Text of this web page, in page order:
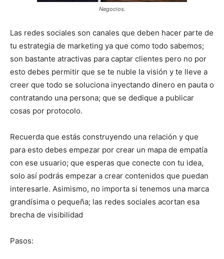
Negocios.
Las redes sociales son canales que deben hacer parte de
tu estrategia de marketing ya que como todo sabemos;
son bastante atractivas para captar clientes pero no por
esto debes permitir que se te nuble la visión y te lleve a
creer que todo se soluciona inyectando dinero en pauta o
contratando una persona; que se dedique a publicar
cosas por protocolo.
Recuerda que estás construyendo una relación y que
para esto debes empezar por crear un mapa de empatía
con ese usuario; que esperas que conecte con tu idea,
solo así podrás empezar a crear contenidos que puedan
interesarle. Asimismo, no importa si tenemos una marca
grandísima o pequeña; las redes sociales acortan esa
brecha de visibilidad
Pasos: